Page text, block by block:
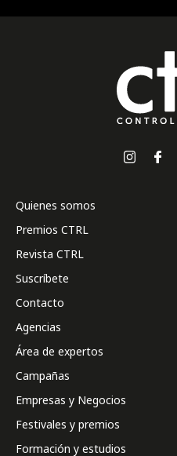
Quienes somos
Premios CTRL
Revista CTRL
Suscríbete
Contacto
Agencias
Área de expertos
Campañas
Empresas y Negocios
Festivales y premios
Formación y estudios